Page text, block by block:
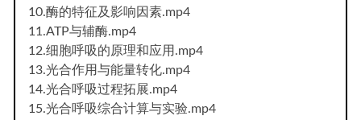
10.酶的特征及影响因素.mp4
11.ATP与辅酶.mp4
12.细胞呼吸的原理和应用.mp4
13.光合作用与能量转化.mp4
14.光合呼吸过程拓展.mp4
15.光合呼吸综合计算与实验.mp4